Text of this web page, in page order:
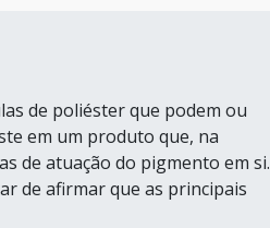
de poliéster que podem ou
em um produto que, na
de atuação do pigmento em si.
de afirmar que as principais